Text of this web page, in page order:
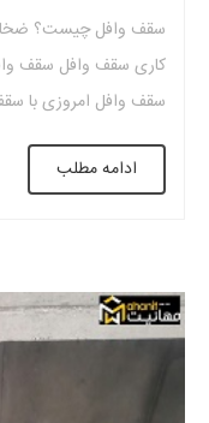
سقف وافل چیست؟
کاری سقف وافل سقف
سقف وافل امروزی با
سقف برای کاهش بار
دهانه بلند این نوع سقف
ادامه مطلب